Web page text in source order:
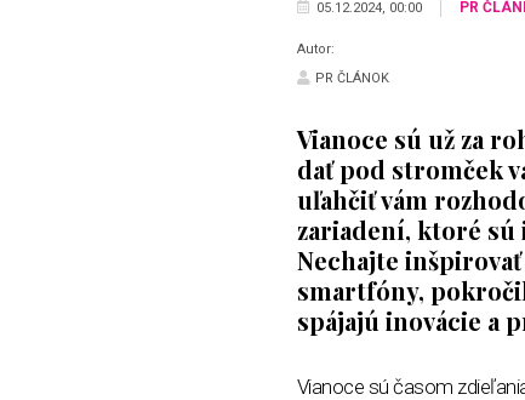
05.12.2024, 00:00 PR
Autor:
PR ČLÁNOK
Vianoce sú už za
dať pod stromček
uľahčiť vám
zariadení, ktoré sú
Nechajte
smartfóny,
spájajú inovácie a
Vianoce sú časom